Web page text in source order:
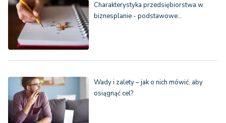
Charakterystyka przedsiębiorstwa w
biznesplanie - podstawowe…
Wady i zalety – jak o nich mówić, aby
osiągnąć cel?